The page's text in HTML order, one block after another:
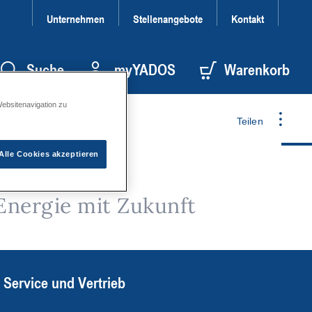
Unternehmen Stellenangebote Kontakt
Suche myYADOS Warenkorb
Teilen
mit Zukunft
Service und Vertrieb
zu
Cookies akzeptieren